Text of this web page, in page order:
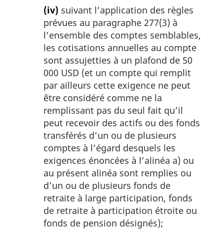
(iv) suivant l’application des règles
prévues au paragraphe 277(3) à
l’ensemble des comptes semblables,
les cotisations annuelles au compte
sont assujetties à un plafond de 50
000 USD (et un compte qui remplit
par ailleurs cette exigence ne peut
être considéré comme ne la
remplissant pas du seul fait qu’il
peut recevoir des actifs ou des fonds
transférés d’un ou de plusieurs
comptes à l’égard desquels les
exigences énoncées à l’alinéa a) ou
au présent alinéa sont remplies ou
d’un ou de plusieurs fonds de
retraite à large participation, fonds
de retraite à participation étroite ou
fonds de pension désignés);